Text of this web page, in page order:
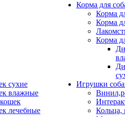
сухие
влажные
лечебные
Корма для
Корма
Корма
Корма
Игрушки
Кольца,